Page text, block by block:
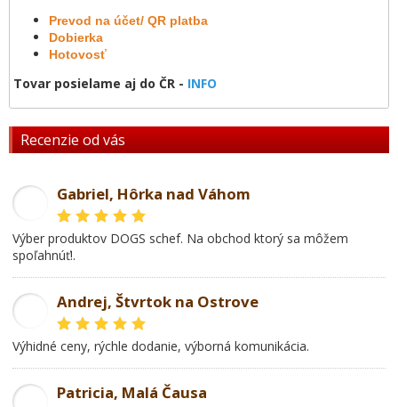
Prevod na účet/ QR platba
Dobierka
Hotovosť
Tovar posielame aj do ČR - INFO
Recenzie od vás
Gabriel, Hôrka nad Váhom
Výber produktov DOGS schef. Na obchod ktorý sa môžem
spoľahnúť!.
Andrej, Štvrtok na Ostrove
Výhidné ceny, rýchle dodanie, výborná komunikácia.
Patricia, Malá Čausa